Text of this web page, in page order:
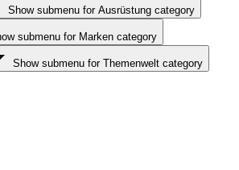
Show submenu for Ausrüstung category
submenu for Marken category
Show submenu for Themenwelt category